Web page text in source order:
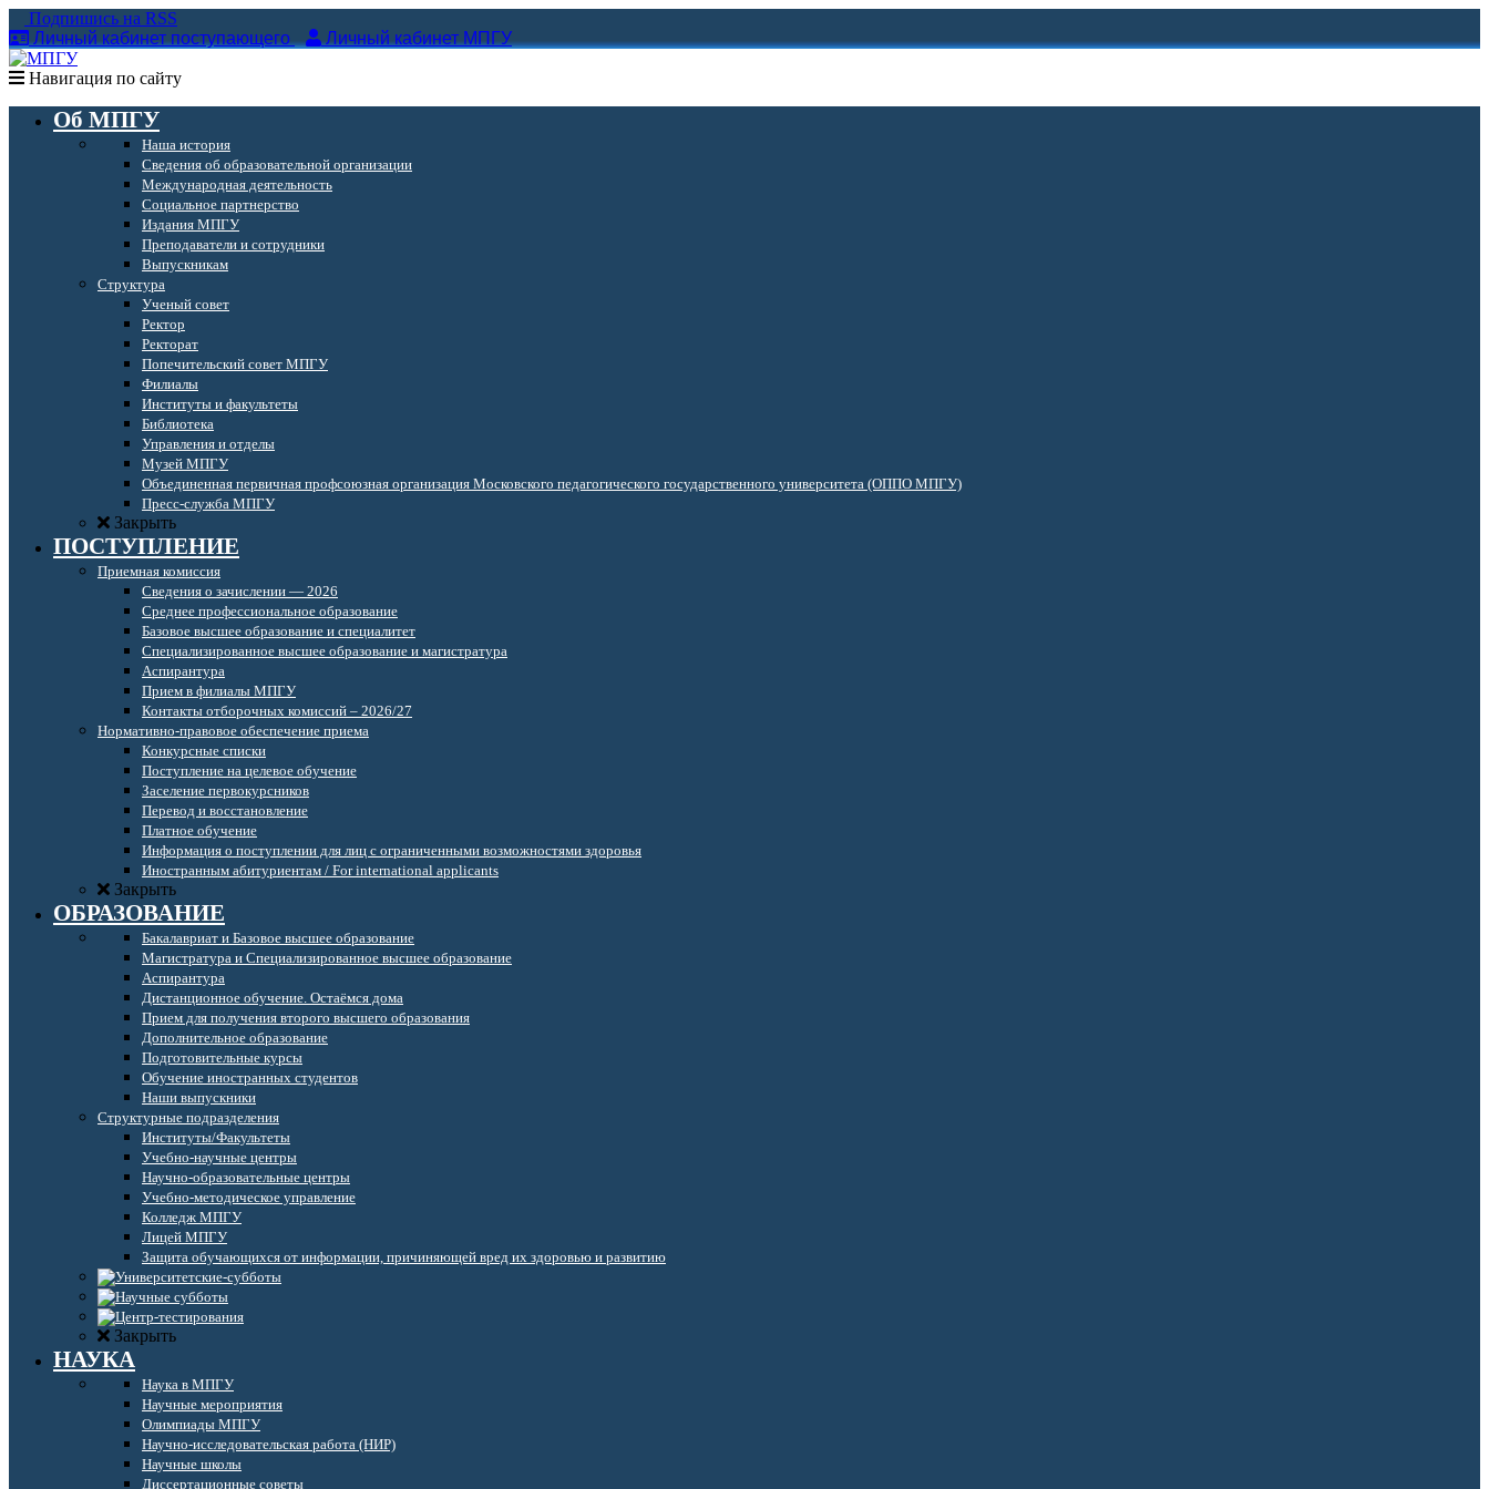
Подпишись на RSS
Личный кабинет поступающего
Личный кабинет МПГУ
Навигация по сайту
Об МПГУ
Наша история
Сведения об образовательной организации
Международная деятельность
Социальное партнерство
Издания МПГУ
Преподаватели и сотрудники
Выпускникам
Структура
Ученый совет
Ректор
Ректорат
Попечительский совет МПГУ
Филиалы
Институты и факультеты
Библиотека
Управления и отделы
Музей МПГУ
Объединенная первичная профсоюзная организация Московского педагогического государственного университета (ОППО МПГУ)
Пресс-служба МПГУ
Закрыть
ПОСТУПЛЕНИЕ
Приемная комиссия
Сведения о зачислении — 2026
Среднее профессиональное образование
Базовое высшее образование и специалитет
Специализированное высшее образование и магистратура
Аспирантура
Прием в филиалы МПГУ
Контакты отборочных комиссий – 2026/27
Нормативно-правовое обеспечение приема
Конкурсные списки
Поступление на целевое обучение
Заселение первокурсников
Перевод и восстановление
Платное обучение
Информация о поступлении для лиц с ограниченными возможностями здоровья
Иностранным абитуриентам / For international applicants
Закрыть
ОБРАЗОВАНИЕ
Бакалавриат и Базовое высшее образование
Магистратура и Специализированное высшее образование
Аспирантура
Дистанционное обучение. Остаёмся дома
Прием для получения второго высшего образования
Дополнительное образование
Подготовительные курсы
Обучение иностранных студентов
Наши выпускники
Структурные подразделения
Институты/Факультеты
Учебно-научные центры
Научно-образовательные центры
Учебно-методическое управление
Колледж МПГУ
Лицей МПГУ
Защита обучающихся от информации, причиняющей вред их здоровью и развитию
Закрыть
НАУКА
Наука в МПГУ
Научные мероприятия
Олимпиады МПГУ
Научно-исследовательская работа (НИР)
Научные школы
Диссертационные советы